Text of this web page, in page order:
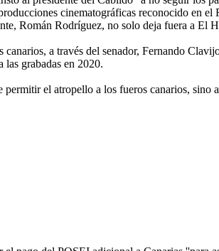
cinematográficas reconocido en
Román Rodríguez, no solo deja fuera a El
a través del senador, Fernando
grabadas en 2020.
el atropello a los fueros canarios, sino